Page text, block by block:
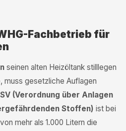
Fachbetrieb für
seinen alten Heizöltank stilllegen
muss gesetzliche Auflagen
(Verordnung über Anlagen
Stoffen) ist bei
mehr als 1.000 Litern die